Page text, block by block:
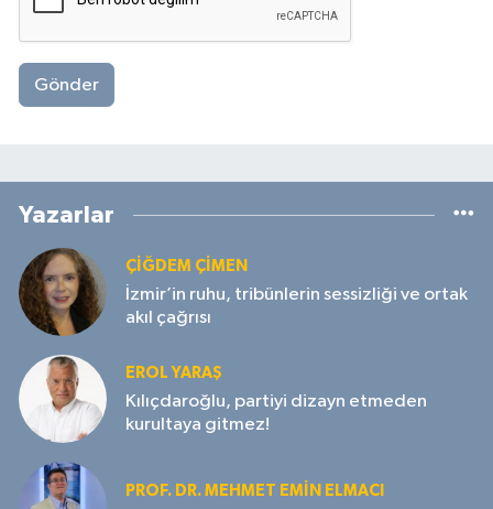
Gönder
Yazarlar
ÇIĞDEM ÇIMEN
İzmir’in ruhu, tribünlerin sessizliği ve ortak
akıl çağrısı
EROL YARAŞ
Kılıçdaroğlu, partiyi dizayn etmeden
kurultaya gitmez!
PROF. DR. MEHMET EMIN ELMACI